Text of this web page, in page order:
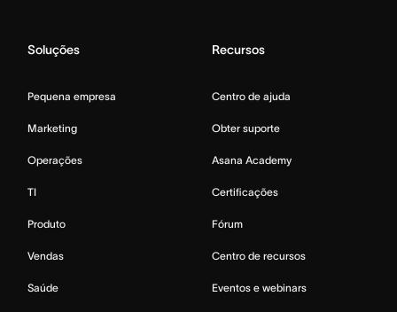
Soluções
Pequena empresa
Marketing
Operações
TI
Produto
Vendas
Saúde
Recursos
Centro de ajuda
Obter suporte
Asana Academy
Certificações
Fórum
Centro de recursos
Eventos e webinars